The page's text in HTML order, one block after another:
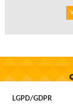
Rua
LGPD/GDPR